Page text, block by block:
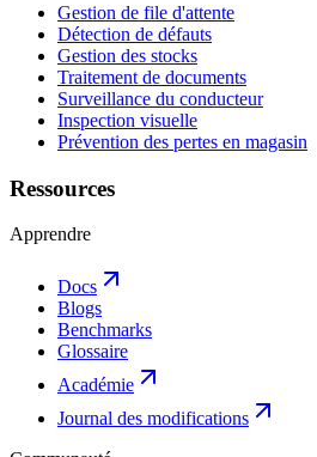
Gestion de file d'attente
Détection de défauts
Gestion des stocks
Traitement de documents
Surveillance du conducteur
Inspection visuelle
Prévention des pertes en magasin
Ressources
Apprendre
Docs
Blogs
Benchmarks
Glossaire
Académie
Journal des modifications